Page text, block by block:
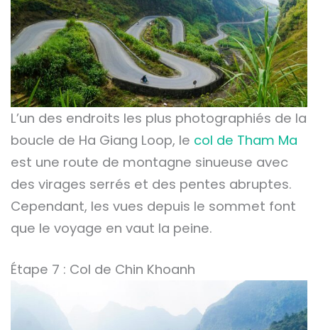
L’un des endroits les plus photographiés de la
boucle de Ha Giang Loop, le col de Tham Ma
est une route de montagne sinueuse avec
des virages serrés et des pentes abruptes.
Cependant, les vues depuis le sommet font
que le voyage en vaut la peine.
Étape 7 : Col de Chin Khoanh